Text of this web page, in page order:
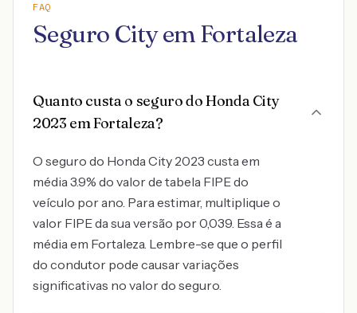
FAQ
Seguro City em Fortaleza
Quanto custa o seguro do Honda City
2023 em Fortaleza?
O seguro do Honda City 2023 custa em
média 3.9% do valor de tabela FIPE do
veículo por ano. Para estimar, multiplique o
valor FIPE da sua versão por 0,039. Essa é a
média em Fortaleza. Lembre-se que o perfil
do condutor pode causar variações
significativas no valor do seguro.